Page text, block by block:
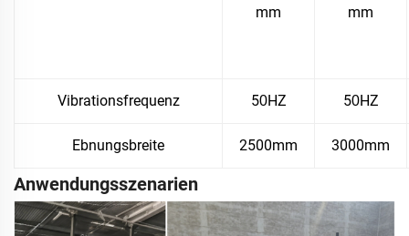
mm
mm
Vibrationsfrequenz 50HZ 50HZ
Ebnungsbreite 2500mm 3000mm
Anwendungsszenarien